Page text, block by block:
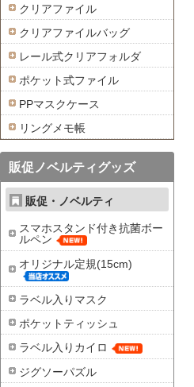
クリアファイル
クリアファイルバッグ
レール式クリアフォルダ
ポケット式ファイル
PPマスクケース
リングメモ帳
販促ノベルティグッズ
販促・ノベルティ
スマホスタンド付き抗菌ボー
ルペン
オリジナル定規(15cm)
ラベル入りマスク
ポケットティッシュ
ラベル入りカイロ
ジグソーパズル